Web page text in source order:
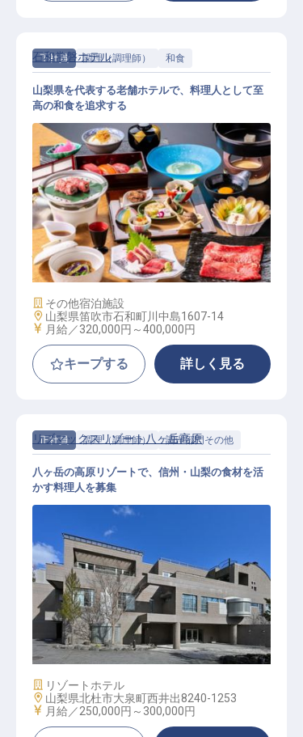
正社員 調理（調理師） 和食
和食調理人│月給32万～40万／未経
験歓迎／借り上げ社宅あり
石和常磐ホテル
山梨県を代表する老舗ホテルで、料理人として至
高の和食を追求する
施設業態
その他宿泊施設
勤務地
山梨県笛吹市石和町川中島1607-14
給与
月給／320,000円～400,000円
キープする 詳しく見る
正社員 調理（調理師） 調理部門その他
調理スタッフ｜月給27万円～30万円
／寮費2万円控除／八ヶ岳の高原リ
ゾート／急募
リブマックスリゾート八ヶ岳高原
八ヶ岳の高原リゾートで、信州・山梨の食材を活
かす料理人を募集
施設業態
リゾートホテル
勤務地
山梨県北杜市大泉町西井出8240-1253
給与
月給／250,000円～ 300,000円